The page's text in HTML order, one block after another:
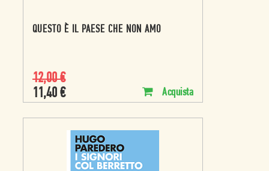
QUESTO È IL PAESE CHE NON AMO
12,00€
11,40 € Acquista